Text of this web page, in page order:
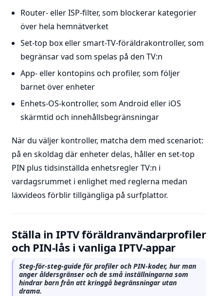
Router- eller ISP-filter, som blockerar kategorier
över hela hemnätverket
Set-top box eller smart-TV-föräldrakontroller, som
begränsar vad som spelas på den TV:n
App- eller kontopins och profiler, som följer
barnet över enheter
Enhets-OS-kontroller, som Android eller iOS
skärmtid och innehållsbegränsningar
När du väljer kontroller, matcha dem med scenariot:
på en skoldag där enheter delas, håller en set-top
PIN plus tidsinställda enhetsregler TV:n i
vardagsrummet i enlighet med reglerna medan
läxvideos förblir tillgängliga på surfplattor.
Ställa in IPTV föräldranvändarprofiler
och PIN-lås i vanliga IPTV-appar
Steg-för-steg-guide för profiler och PIN-koder, hur man
anger åldersgränser och de små inställningarna som
hindrar barn från att kringgå begränsningar utan
drama.